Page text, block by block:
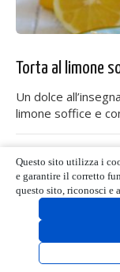
Torta al limone
Un dolce
limone soffice e
Questo sito utilizza i
e garantire il corretto
questo sito, riconosci e